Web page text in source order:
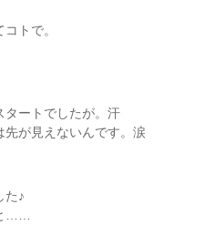
トで。
タートでしたが。汗
が見えないんです。涙
た♪
……